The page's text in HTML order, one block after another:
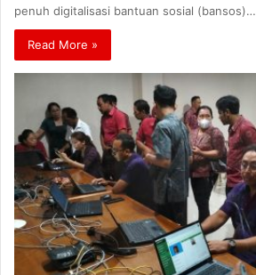
penuh digitalisasi bantuan sosial (bansos)…
Read More »